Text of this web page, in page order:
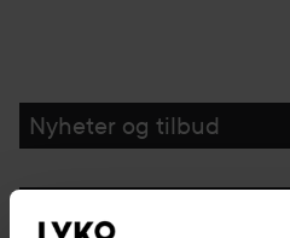
Nyheter og tilbud